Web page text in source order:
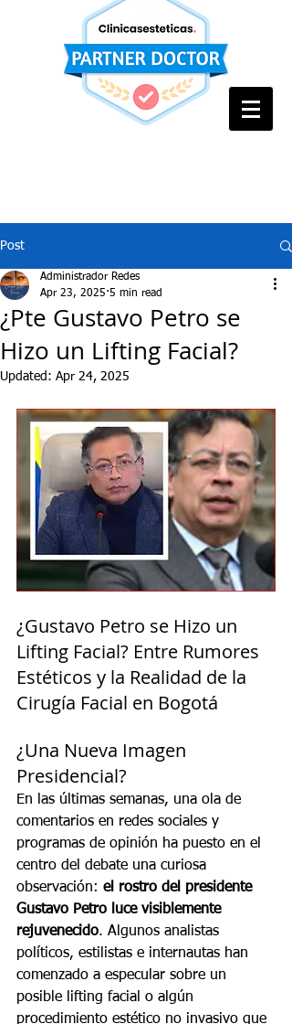
Post
¿Pte Gustavo Petro se
Hizo un Lifting Facial?
Administrador Redes
Apr 23, 2025 5 min read
Updated: Apr 24, 2025
¿Gustavo Petro se Hizo un
Lifting Facial? Entre Rumores
Estéticos y la Realidad de la
Cirugía Facial en Bogotá
¿Una Nueva Imagen
Presidencial?
En las últimas semanas, una ola de
comentarios en redes sociales y
programas de opinión ha puesto en el
centro del debate una curiosa
observación: el rostro del presidente
Gustavo Petro luce visiblemente
rejuvenecido. Algunos analistas
políticos, estilistas e internautas han
comenzado a especular sobre un
posible lifting facial o algún
procedimiento estético no invasivo que